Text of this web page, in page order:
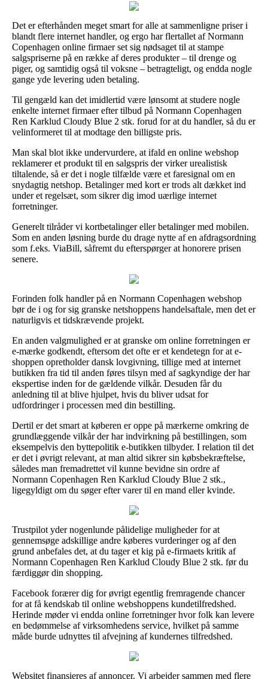
Det er efterhånden meget smart for alle at sammenligne priser i
blandt flere internet handler, og ergo har flertallet af Normann
Copenhagen online firmaer set sig nødsaget til at stampe
salgspriserne på en række af deres produkter – til drenge og
piger, og samtidig også til voksne – betragteligt, og endda nogle
gange yde levering uden betaling.
Til gengæld kan det imidlertid være lønsomt at studere nogle
enkelte internet firmaer efter tilbud på Normann Copenhagen
Ren Karklud Cloudy Blue 2 stk. forud for at du handler, så du er
velinformeret til at modtage den billigste pris.
Man skal blot ikke undervurdere, at ifald en online webshop
reklamerer et produkt til en salgspris der virker urealistisk
tiltalende, så er det i nogle tilfælde være et faresignal om en
snydagtig netshop. Betalinger med kort er trods alt dækket ind
under et regelsæt, som sikrer dig imod uærlige internet
forretninger.
Generelt tilråder vi kortbetalinger eller betalinger med mobilen.
Som en anden løsning burde du drage nytte af en afdragsordning
som f.eks. ViaBill, såfremt du efterspørger at honorere prisen
senere.
Forinden folk handler på en Normann Copenhagen webshop
bør de i og for sig granske netshoppens handelsaftale, men det er
naturligvis et tidskrævende projekt.
En anden valgmulighed er at granske om online forretningen er
e-mærke godkendt, eftersom det ofte er et kendetegn for at e-
shoppen opretholder dansk lovgivning, tillige med at internet
butikken fra tid til anden føres tilsyn med af sagkyndige der har
ekspertise inden for de gældende vilkår. Desuden får du
anledning til at blive hjulpet, hvis du bliver udsat for
udfordringer i processen med din bestilling.
Dertil er det smart at køberen er oppe på mærkerne omkring de
grundlæggende vilkår der har indvirkning på bestillingen, som
eksempelvis den byttepolitik e-butikken tilbyder. I relation til det
er det i øvrigt relevant, at man altid sikrer sin købsbekræftelse,
således man fremadrettet vil kunne bevidne sin ordre af
Normann Copenhagen Ren Karklud Cloudy Blue 2 stk.,
ligegyldigt om du søger efter varer til en mand eller kvinde.
Trustpilot yder nogenlunde pålidelige muligheder for at
gennemsøge adskillige andre køberes vurderinger og af den
grund anbefales det, at du tager et kig på e-firmaets kritik af
Normann Copenhagen Ren Karklud Cloudy Blue 2 stk. før du
færdiggør din shopping.
Facebook forærer dig for øvrigt egentlig fremragende chancer
for at få kendskab til online webshoppens kundetilfredshed.
Herinde møder vi endda online forretninger hvor folk kan levere
en bedømmelse af virksomhedens service, hvilket på samme
måde burde udnyttes til afvejning af kundernes tilfredshed.
Websitet finansieres af annoncer. Vi arbejder sammen med flere